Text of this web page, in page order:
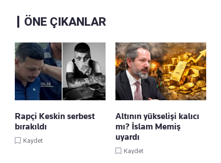
ÖNE ÇIKANLAR
Rapçi Keskin serbest
bırakıldı
Kaydet
Altının yükselişi kalıcı
mı? İslam Memiş
uyardı
Kaydet